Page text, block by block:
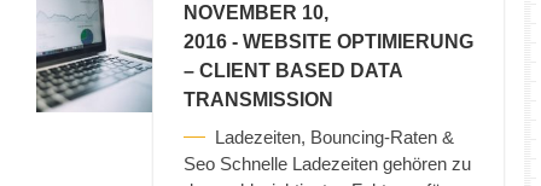
NOVEMBER 10,
2016 - WEBSITE OPTIMIERUNG
– CLIENT BASED DATA
TRANSMISSION
Ladezeiten, Bouncing-Raten &
Seo Schnelle Ladezeiten gehören zu